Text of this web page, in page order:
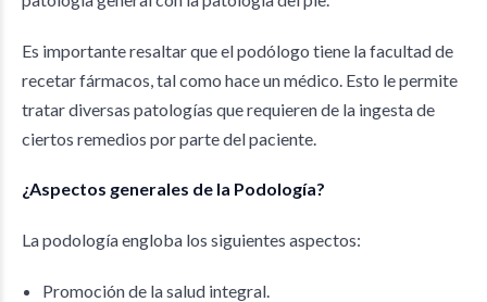
Es importante resaltar que el podólogo tiene la facultad de
recetar fármacos, tal como hace un médico. Esto le permite
tratar diversas patologías que requieren de la ingesta de
ciertos remedios por parte del paciente.
¿Aspectos generales de la Podología?
La podología engloba los siguientes aspectos:
Promoción de la salud integral.